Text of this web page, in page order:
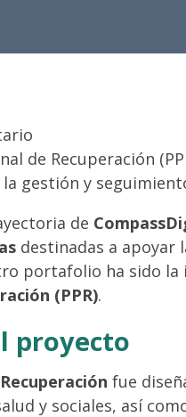
de Recuperación
gestión y
de
destinadas a apoyar
portafolio ha sido
(PPR).
proyecto
fue
y sociales, así